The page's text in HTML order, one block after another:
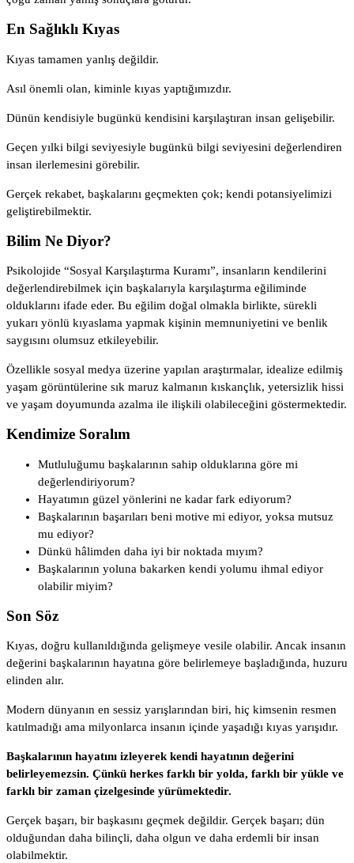
En Sağlıklı Kıyas
Kıyas tamamen yanlış değildir.
Asıl önemli olan, kiminle kıyas yaptığımızdır.
Dünün kendisiyle bugünkü kendisini karşılaştıran insan gelişebilir.
Geçen yılki bilgi seviyesiyle bugünkü bilgi seviyesini değerlendiren
insan ilerlemesini görebilir.
Gerçek rekabet, başkalarını geçmekten çok; kendi potansiyelimizi
geliştirebilmektir.
Bilim Ne Diyor?
Psikolojide “Sosyal Karşılaştırma Kuramı”, insanların kendilerini
değerlendirebilmek için başkalarıyla karşılaştırma eğiliminde
olduklarını ifade eder. Bu eğilim doğal olmakla birlikte, sürekli
yukarı yönlü kıyaslama yapmak kişinin memnuniyetini ve benlik
saygısını olumsuz etkileyebilir.
Özellikle sosyal medya üzerine yapılan araştırmalar, idealize edilmiş
yaşam görüntülerine sık maruz kalmanın kıskançlık, yetersizlik hissi
ve yaşam doyumunda azalma ile ilişkili olabileceğini göstermektedir.
Kendimize Soralım
Mutluluğumu başkalarının sahip olduklarına göre mi
değerlendiriyorum?
Hayatımın güzel yönlerini ne kadar fark ediyorum?
Başkalarının başarıları beni motive mi ediyor, yoksa mutsuz
mu ediyor?
Dünkü hâlimden daha iyi bir noktada mıyım?
Başkalarının yoluna bakarken kendi yolumu ihmal ediyor
olabilir miyim?
Son Söz
Kıyas, doğru kullanıldığında gelişmeye vesile olabilir. Ancak insanın
değerini başkalarının hayatına göre belirlemeye başladığında, huzuru
elinden alır.
Modern dünyanın en sessiz yarışlarından biri, hiç kimsenin resmen
katılmadığı ama milyonlarca insanın içinde yaşadığı kıyas yarışıdır.
Başkalarının hayatını izleyerek kendi hayatının değerini
belirleyemezsin. Çünkü herkes farklı bir yolda, farklı bir yükle ve
farklı bir zaman çizelgesinde yürümektedir.
Gerçek başarı, bir başkasını geçmek değildir. Gerçek başarı; dün
olduğundan daha bilinçli, daha olgun ve daha erdemli bir insan
olabilmektir.